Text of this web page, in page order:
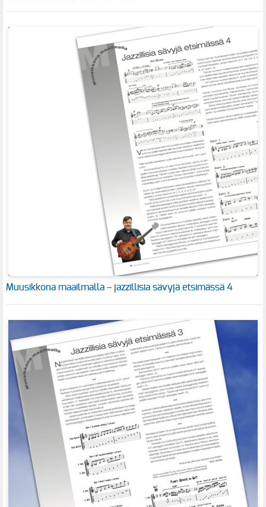
Muusikkona maailmalla – jazzillisia sävyjä etsimässä 4